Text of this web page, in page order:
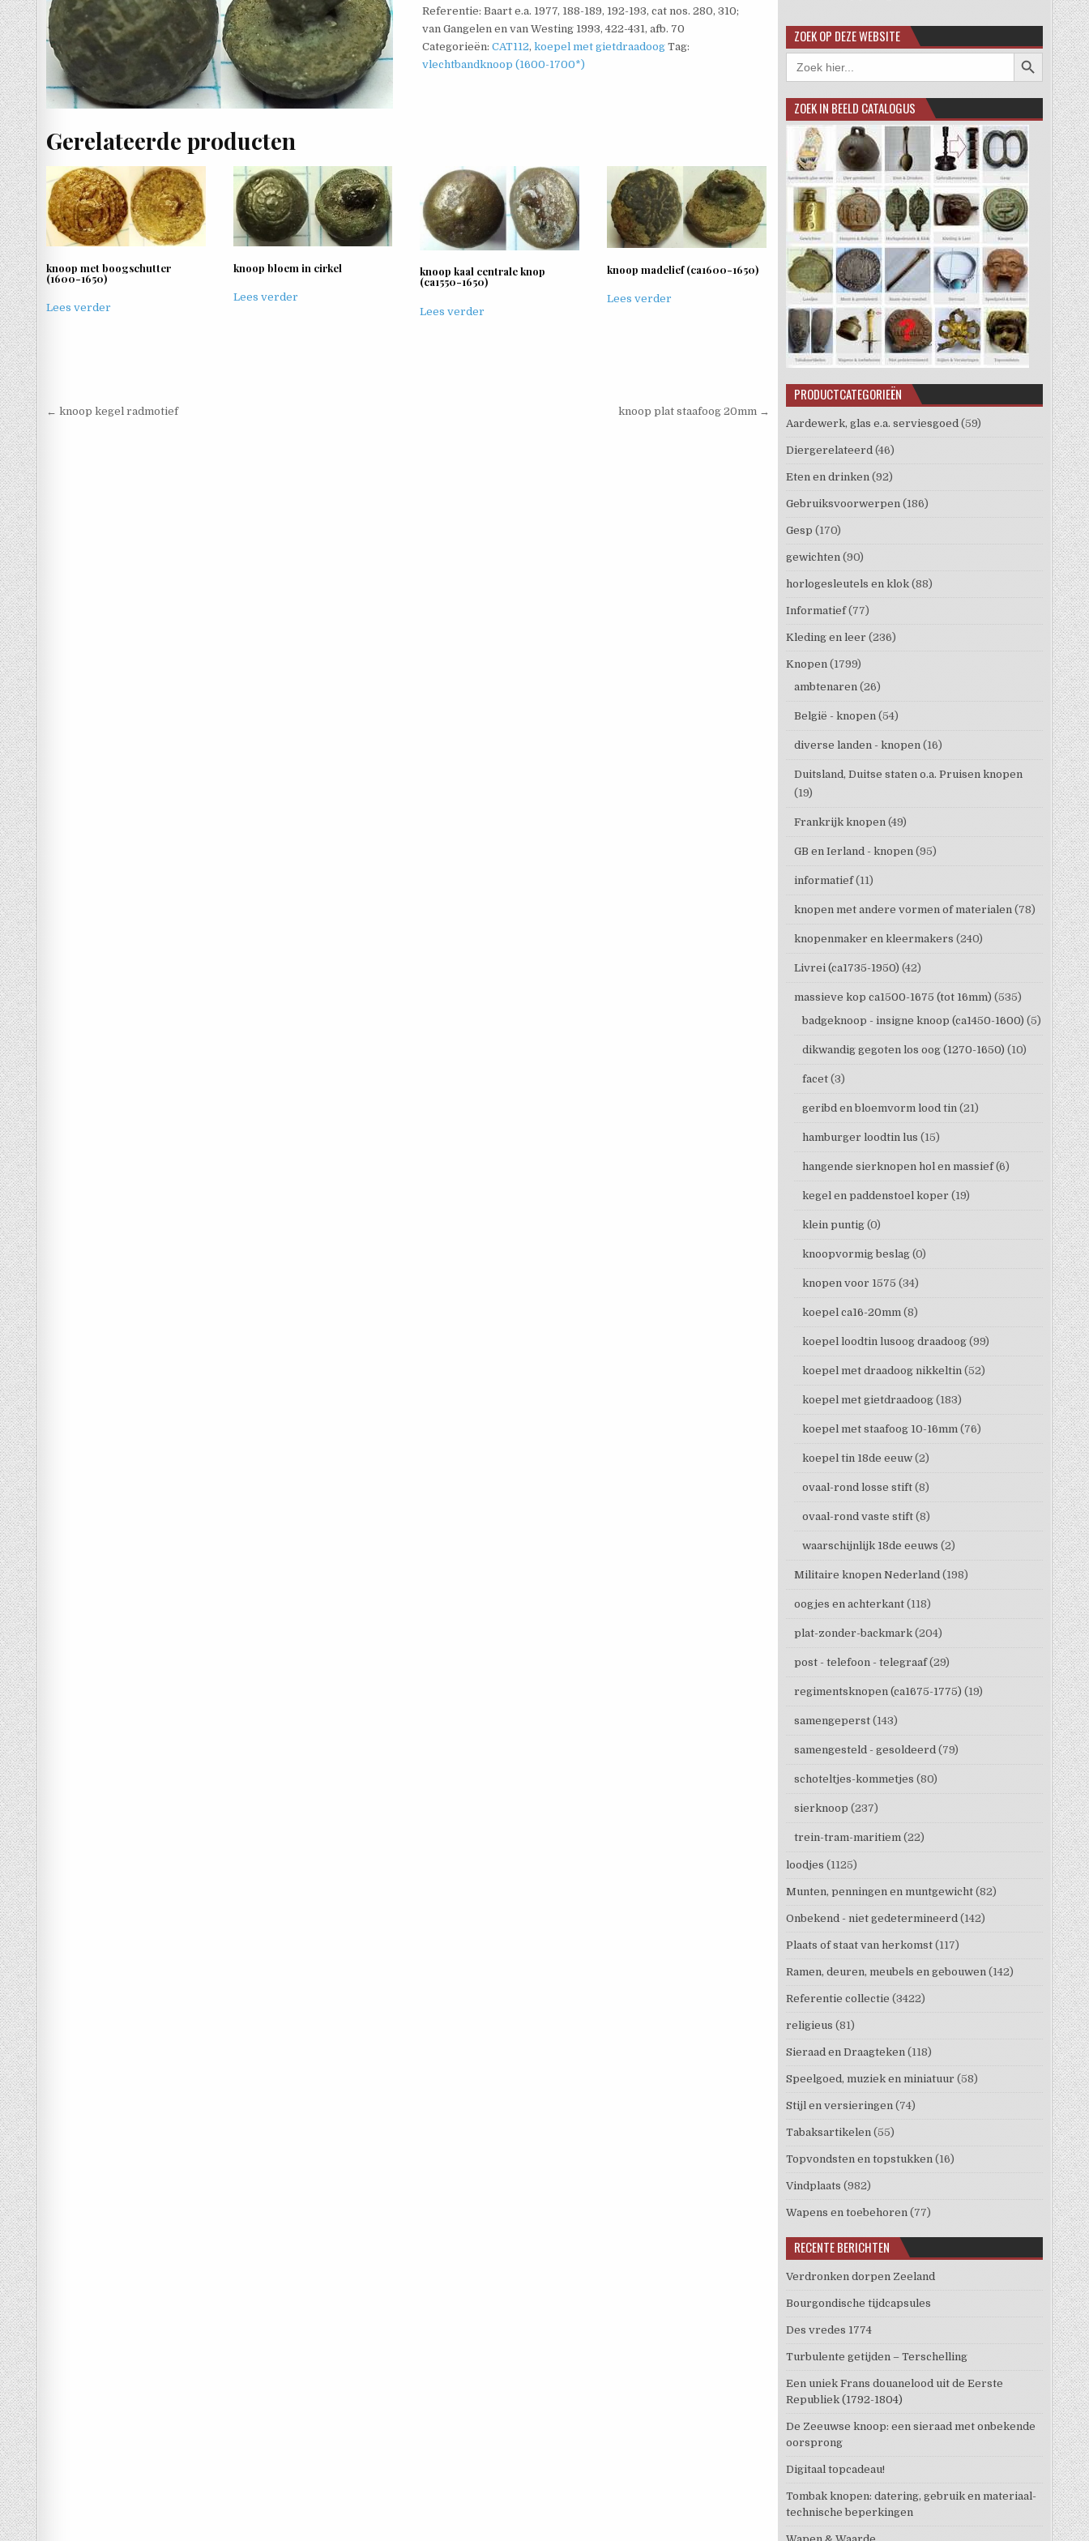
Referentie: Baart e.a. 1977, 188-189, 192-193, cat nos. 280, 310;
van Gangelen en van Westing 1993, 422-431, afb. 70
Categorieën:CAT112,koepel met gietdraadoog Tag:
vlechtbandknoop (1600-1700*)
Gerelateerde producten
knoop met boogschutter
(1600-1650)
Lees verder
knoop bloem in cirkel
Lees verder
knoop kaal centrale knop
(ca1550-1650)
Lees verder
knoop madelief (ca1600-1650)
Lees verder
Berichtnavigatie
← knoop kegel radmotief knoop plat staafoog 20mm →
ZOEK OP DEZE WEBSITE
Zoek
naar:
Zoekknop
ZOEK IN BEELD CATALOGUS
PRODUCTCATEGORIEËN
Aardewerk, glas e.a. serviesgoed (59)
Diergerelateerd (46)
Eten en drinken (92)
Gebruiksvoorwerpen (186)
Gesp (170)
gewichten (90)
horlogesleutels en klok (88)
Informatief (77)
Kleding en leer (236)
Knopen (1799)
ambtenaren (26)
België - knopen (54)
diverse landen - knopen (16)
Duitsland, Duitse staten o.a. Pruisen knopen
(19)
Frankrijk knopen (49)
GB en Ierland - knopen (95)
informatief (11)
knopen met andere vormen of materialen (78)
knopenmaker en kleermakers (240)
Livrei (ca1735-1950) (42)
massieve kop ca1500-1675 (tot 16mm) (535)
badgeknoop - insigne knoop (ca1450-1600) (5)
dikwandig gegoten los oog (1270-1650) (10)
facet (3)
geribd en bloemvorm lood tin (21)
hamburger loodtin lus (15)
hangende sierknopen hol en massief (6)
kegel en paddenstoel koper (19)
klein puntig (0)
knoopvormig beslag (0)
knopen voor 1575 (34)
koepel ca16-20mm (8)
koepel loodtin lusoog draadoog (99)
koepel met draadoog nikkeltin (52)
koepel met gietdraadoog (183)
koepel met staafoog 10-16mm (76)
koepel tin 18de eeuw (2)
ovaal-rond losse stift (8)
ovaal-rond vaste stift (8)
waarschijnlijk 18de eeuws (2)
Militaire knopen Nederland (198)
oogjes en achterkant (118)
plat-zonder-backmark (204)
post - telefoon - telegraaf (29)
regimentsknopen (ca1675-1775) (19)
samengeperst (143)
samengesteld - gesoldeerd (79)
schoteltjes-kommetjes (80)
sierknoop (237)
trein-tram-maritiem (22)
loodjes (1125)
Munten, penningen en muntgewicht (82)
Onbekend - niet gedetermineerd (142)
Plaats of staat van herkomst (117)
Ramen, deuren, meubels en gebouwen (142)
Referentie collectie (3422)
religieus (81)
Sieraad en Draagteken (118)
Speelgoed, muziek en miniatuur (58)
Stijl en versieringen (74)
Tabaksartikelen (55)
Topvondsten en topstukken (16)
Vindplaats (982)
Wapens en toebehoren (77)
RECENTE BERICHTEN
Verdronken dorpen Zeeland
Bourgondische tijdcapsules
Des vredes 1774
Turbulente getijden – Terschelling
Een uniek Frans douanelood uit de Eerste
Republiek (1792-1804)
De Zeeuwse knoop: een sieraad met onbekende
oorsprong
Digitaal topcadeau!
Tombak knopen: datering, gebruik en materiaal-
technische beperkingen